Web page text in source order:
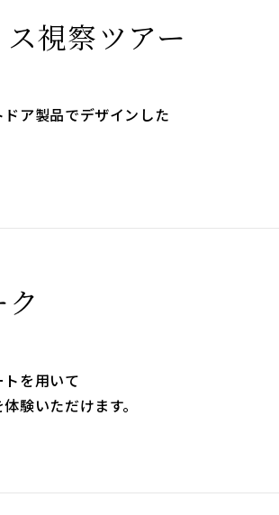
視察ツアー
ア製品でデザインした
を用いて
験いただけます。